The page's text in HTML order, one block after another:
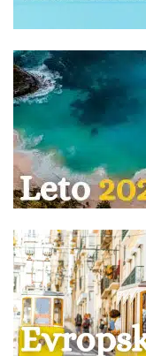
tabeli rade se
U hotelima
punoplatežne
standardnoj
ležajem, po
radi na upit.
Treća
dvokrevetnu
objektima u
iznos naveden
punoplatežna
Doplata za
iznosi od 40-
naveden u
Doplata za